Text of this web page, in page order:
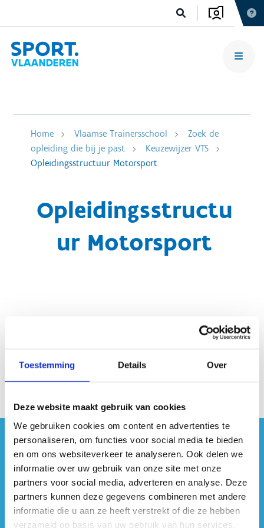
Toestemming Details Over
Deze website maakt gebruik van cookies
We gebruiken cookies om content en advertenties te
personaliseren, om functies voor social media te bieden
en om ons websiteverkeer te analyseren. Ook delen we
informatie over uw gebruik van onze site met onze
partners voor social media, adverteren en analyse. Deze
partners kunnen deze gegevens combineren met andere
informatie die u aan ze heeft verstrekt of die ze hebben
verzameld op basis van uw gebruik van hun services.
Home Vlaamse Trainersschool
Zoek de
opleiding die bij je past
Keuzewijzer VTS
Opleidingsstructuur Motorsport
Opleidingsstructu
ur Motorsport
#sportersbelevenmeer
ook op sociale media